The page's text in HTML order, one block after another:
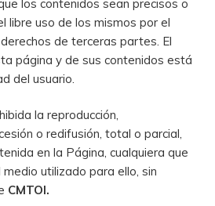
los contenidos sean precisos o
libre uso de los mismos por el
de terceras partes. El
página y de sus contenidos está
del usuario.
la reproducción,
o redifusión, total o parcial,
en la Página, cualquiera que
utilizado para ello, sin
CMTOI.